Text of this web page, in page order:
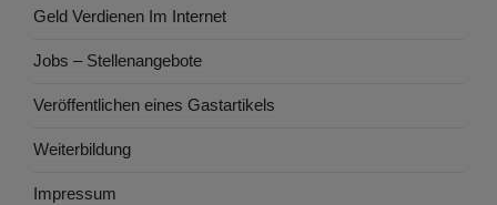
Geld Verdienen Im Internet
Jobs – Stellenangebote
Veröffentlichen eines Gastartikels
Weiterbildung
Impressum